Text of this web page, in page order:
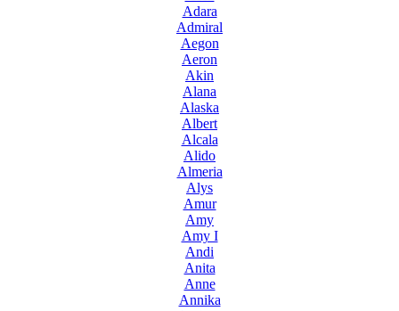
Adara
Admiral
Aegon
Aeron
Akin
Alana
Alaska
Albert
Alcala
Alido
Almeria
Alys
Amur
Amy
Amy I
Andi
Anita
Anne
Annika